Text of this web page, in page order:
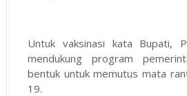
Untuk vaksinasi kata Bupati,
mendukung program
bentuk untuk memutus mata
19.